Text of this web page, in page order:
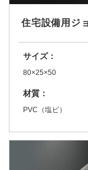
住宅設備用ジ
サイズ：
80×25×50
材質：
PVC（塩ビ）